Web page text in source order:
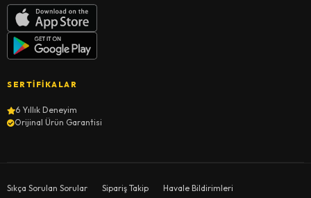
SERTIFIKALAR
6 Yıllık Deneyim
Orijinal Ürün Garantisi
Sıkça Sorulan Sorular Sipariş Takip Havale Bildirimleri